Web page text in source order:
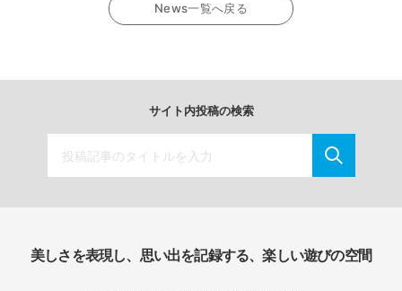
News一覧へ戻る
サイト内投稿の検索
美しさを表現し、思い出を記録する、楽しい遊びの空間